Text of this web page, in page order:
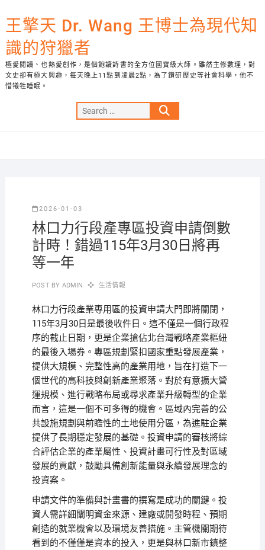
to
content
王擎天 Dr. Wang 王博士為現代知
識的狩獵者
極愛閱讀、也熱愛創作，是個飽讀詩書的全方位國寶級大師。雖然主修數理，對
文史卻有極大興趣，每天晚上11點到凌晨2點，為了鑽研歷史等社會科學，他不
惜犧牲睡眠。
Search
…
2026-01-03
林口力行段產專區投資申請倒數
計時！錯過115年3月30日將再
等一年
POST BY ADMIN 生活情報
林口力行段產業專用區的投資申請大門即將關閉，
115年3月30日是最後收件日。這不僅是一個行政程
序的截止日期，更是企業搶佔北台灣戰略產業樞紐
的最後入場券。專區規劃緊扣國家重點發展產業，
提供大規模、完整性高的產業用地，旨在打造下一
個世代的高科技與創新產業聚落。對於有意擴大營
運規模、進行戰略布局或尋求產業升級轉型的企業
而言，這是一個不可多得的機會。區域內完善的公
共設施規劃與前瞻性的土地使用分區，為進駐企業
提供了長期穩定發展的基礎。投資申請的審核將綜
合評估企業的產業屬性、投資計畫可行性及對區域
發展的貢獻，鼓勵具備創新能量與永續發展理念的
投資案。
申請文件的準備與計畫書的撰寫是成功的關鍵。投
資人需詳細闡明資金來源、建廠或開發時程、預期
創造的就業機會以及環境友善措施。主管機關期待
看到的不僅僅是資本的投入，更是與林口新市鎮整